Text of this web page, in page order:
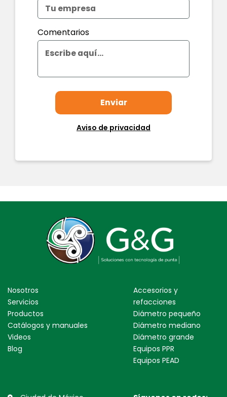
Comentarios
Aviso de privacidad
Nosotros
Servicios
Productos
Catálogos y manuales
Videos
Blog
Accesorios y
refacciones
Diámetro pequeño
Diámetro mediano
Diámetro grande
Equipos PPR
Equipos PEAD